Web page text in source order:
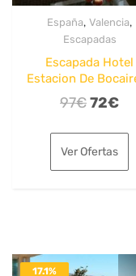
España,Valencia,
Escapadas
Escapada Hotel
Estacion De
97€El
original
era:
72€El
es:
Ver Ofertas
17.1%